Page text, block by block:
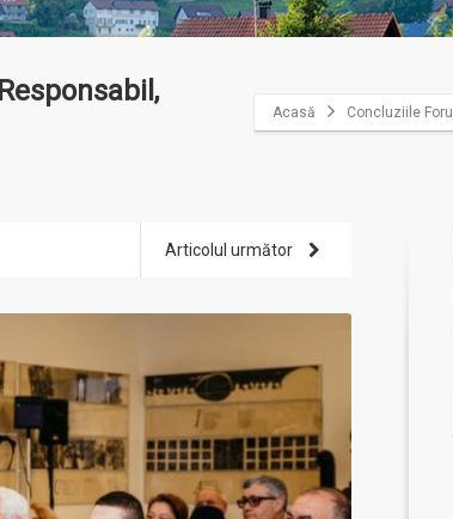
Acasă Concluziile
Articolul următor